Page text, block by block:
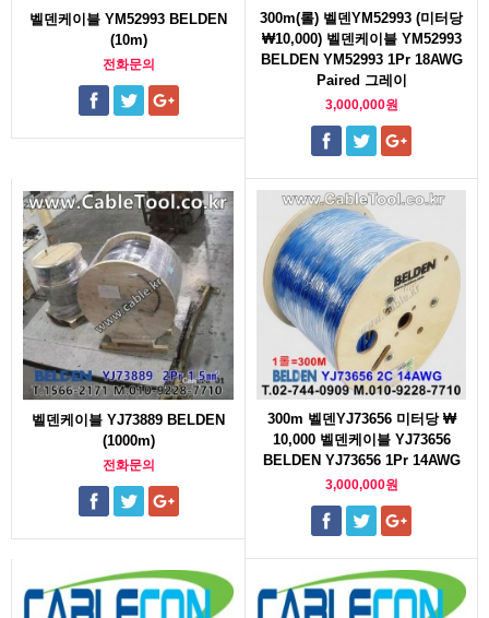
벨덴케이블 YM52993 BELDEN
(10m)
전화문의
300m(롤) 벨덴YM52993 (미터당
₩10,000) 벨덴케이블 YM52993
BELDEN YM52993 1Pr 18AWG
Paired 그레이
3,000,000원
벨덴케이블 YJ73889 BELDEN
(1000m)
전화문의
300m 벨덴YJ73656 미터당 ₩
10,000 벨덴케이블 YJ73656
BELDEN YJ73656 1Pr 14AWG
3,000,000원